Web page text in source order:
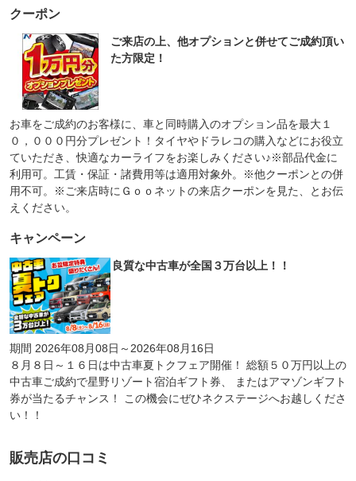
クーポン
ご来店の上、他オプションと併せてご成約頂い
た方限定！
お車をご成約のお客様に、車と同時購入のオプション品を最大１
０，０００円分プレゼント！タイヤやドラレコの購入などにお役立
ていただき、快適なカーライフをお楽しみください♪※部品代金に
利用可。工賃・保証・諸費用等は適用対象外。※他クーポンとの併
用不可。※ご来店時にＧｏｏネットの来店クーポンを見た、とお伝
えください。
キャンペーン
良質な中古車が全国３万台以上！！
期間 2026年08月08日～2026年08月16日
８月８日～１６日は中古車夏トクフェア開催！ 総額５０万円以上の
中古車ご成約で星野リゾート宿泊ギフト券、 またはアマゾンギフト
券が当たるチャンス！ この機会にぜひネクステージへお越しくださ
い！！
販売店の口コミ